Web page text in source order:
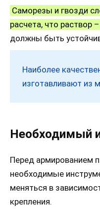
Саморезы и гвозди
расчета, что раствор
должны быть
Наиболее
изготавливают из
Необходимый
Перед армированием
необходимые
меняться в
крепления.